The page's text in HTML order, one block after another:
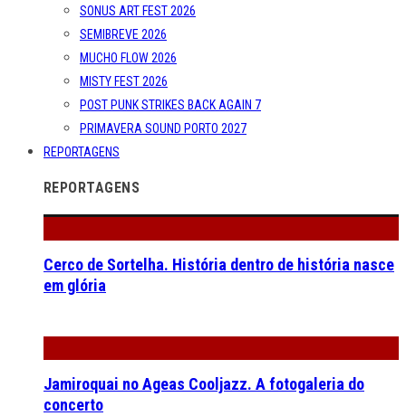
SONUS ART FEST 2026
SEMIBREVE 2026
MUCHO FLOW 2026
MISTY FEST 2026
POST PUNK STRIKES BACK AGAIN 7
PRIMAVERA SOUND PORTO 2027
REPORTAGENS
REPORTAGENS
Cerco de Sortelha. História dentro de história nasce
em glória
Jamiroquai no Ageas Cooljazz. A fotogaleria do
concerto